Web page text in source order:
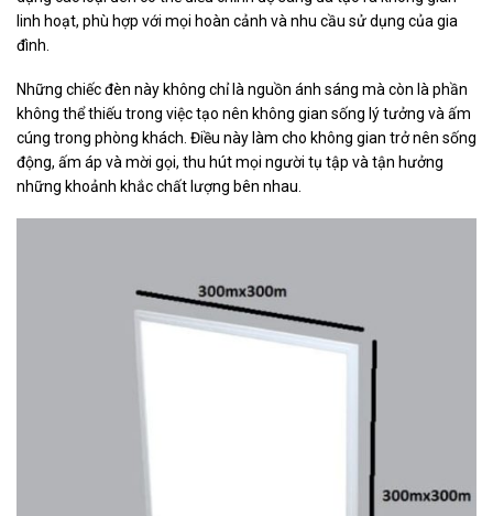
linh hoạt, phù hợp với mọi hoàn cảnh và nhu cầu sử dụng của gia
đình.
Những chiếc đèn này không chỉ là nguồn ánh sáng mà còn là phần
không thể thiếu trong việc tạo nên không gian sống lý tưởng và ấm
cúng trong phòng khách. Điều này làm cho không gian trở nên sống
động, ấm áp và mời gọi, thu hút mọi người tụ tập và tận hưởng
những khoảnh khắc chất lượng bên nhau.